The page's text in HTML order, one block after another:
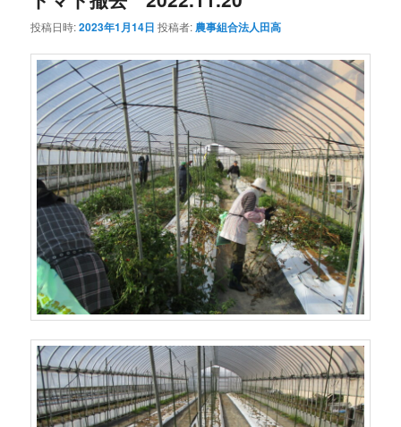
投稿日時:2023年1月14日 投稿者:農事組合法人田高